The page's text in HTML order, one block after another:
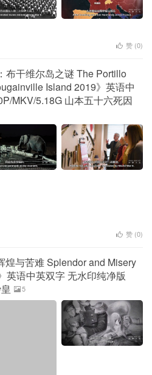
赞 (0)
布干维尔岛之谜 The Portillo
Island 2019》英语中
MKV/5.18G 山本五十六死因
赞 (0)
煌与苦难 Splendor and Misery
英语中英双字 无水印纯净版
5